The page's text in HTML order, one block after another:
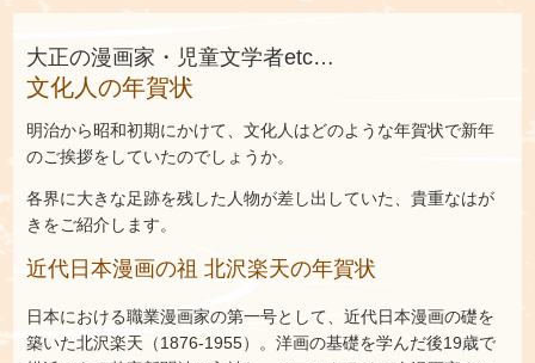
大正の漫画家・児童文学者etc…
文化人の年賀状
明治から昭和初期にかけて、文化人はどのような年賀状で新年
のご挨拶をしていたのでしょうか。
各界に大きな足跡を残した人物が差し出していた、貴重なはが
きをご紹介します。
近代日本漫画の祖 北沢楽天の年賀状
日本における職業漫画家の第一号として、近代日本漫画の礎を
築いた北沢楽天（1876‐1955）。洋画の基礎を学んだ後19歳で